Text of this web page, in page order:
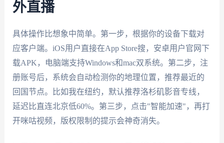
外直播
具体操作比想象中简单。第一步，根据你的设备下载对
应客户端。iOS用户直接在App Store搜，安卓用户官网下
载APK，电脑端支持Windows和mac双系统。第二步，注
册账号后，系统会自动检测你的地理位置，推荐最近的
回国节点。比如我在纽约，默认推荐洛杉矶影音专线，
延迟比直连北京低60%。第三步，点击"智能加速"，再打
开咪咕视频，版权限制的提示会神奇消失。